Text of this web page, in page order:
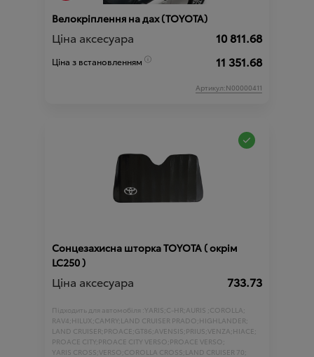
Велокріплення на дах (TOYOTA)
Ціна аксесуара 10 811.68
Ціна з встановленням 11 351.68
Артикул:N00000411
Сонцезахисна шторка TOYOTA ( окрім
LC250 )
Ціна аксесуара 733.73
Підходить для автомобіля :YARIS;C-HR;AURIS ;COROLLA;
RAV4;HILUX;CAMRY;LAND CRUISER PRADO;HIGHLANDER;
LAND CRUISER;PROACE;GT86;AVENSIS;PRIUS;VENZA;HIACE;
PROACE CITY;PROACE CITY VERSO;PROACE VERSO;
YARIS CROSS;VERSO;COROLLA CROSS;LAND CRUISER 70;